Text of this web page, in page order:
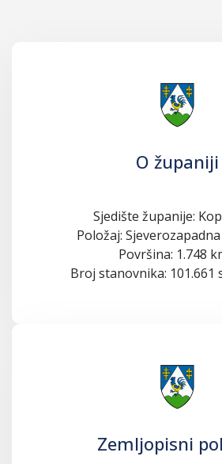
O županiji
Sjedište županije:
Položaj:
Površina: 1.748
Broj stanovnika: 101.661
Zemljopisni